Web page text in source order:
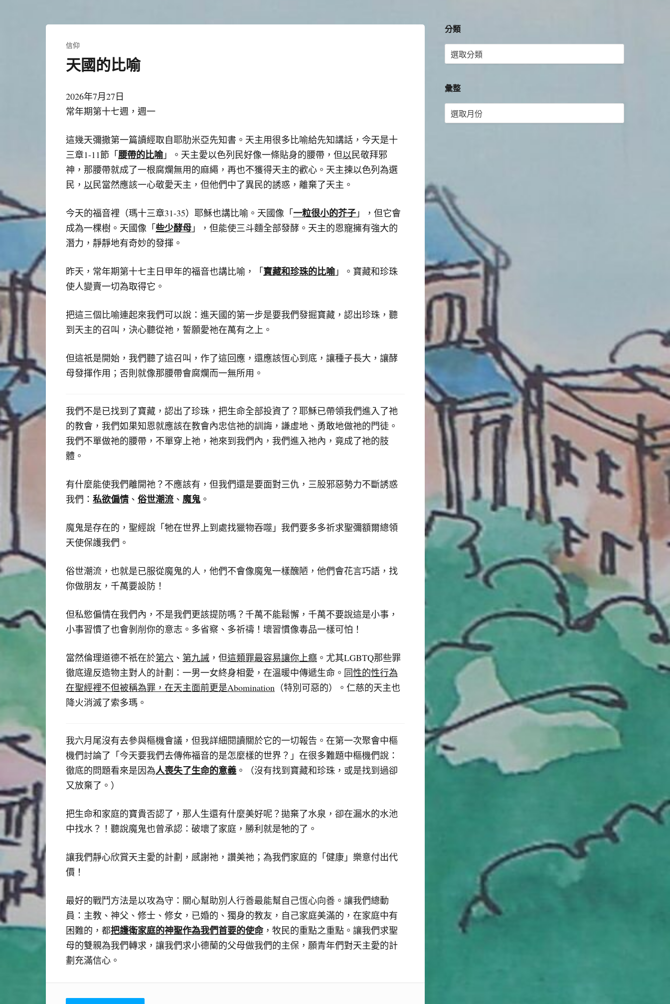
信仰
天國的比喻
2026年7月27日
常年期第十七週，週一
這幾天彌撒第一篇讀經取自耶肋米亞先知書。天主用很多比喻給先知講話，今天是十
三章1-11節「腰帶的比喻」。天主愛以色列民好像一條貼身的腰帶，但以民敬拜邪
神，那腰帶就成了一根腐爛無用的麻繩，再也不獲得天主的歡心。天主揀以色列為選
民， 以民當然應該一心敬愛天主，但他們中了異民的誘惑，離棄了天主。
今天的福音裡（瑪十三章31-35）耶穌也講比喻。天國像「一粒很小的芥子 」，但它會
成為一棵樹。天國像「些少酵母 」，但能使三斗麵全部發酵。天主的恩寵擁有強大的
潛力，靜靜地有奇妙的發揮。
昨天，常年期第十七主日甲年的福音也講比喻，「寶藏和珍珠的比喻」。寶藏和珍珠
使人變賣一切為取得它。
把這三個比喻連起來我們可以說：進天國的第一步是要我們發掘寶藏，認出珍珠，聽
到天主的召叫，決心聽從祂，誓願愛祂在萬有之上。
但這祇是開始，我們聽了這召叫，作了這回應，還應該恆心到底，讓種子長大，讓酵
母發揮作用；否則就像那腰帶會腐爛而一無所用。
我們不是已找到了寶藏，認出了珍珠，把生命全部投資了？耶穌已帶領我們進入了祂
的教會，我們如果知恩就應該在教會內忠信祂的訓誨，謙虛地、勇敢地做祂的門徒。
我們不單做祂的腰帶，不單穿上祂，祂來到我們內，我們進入祂內，竟成了祂的肢
體。
有什麼能使我們離開祂？不應該有，但我們還是要面對三仇，三股邪惡勢力不斷誘惑
我們： 私欲偏情 、 俗世潮流 、 魔鬼。
魔鬼是存在的，聖經說「牠在世界上到處找獵物吞噬」我們要多多祈求聖彌額爾總領
天使保護我們。
俗世潮流，也就是已服從魔鬼的人，他們不會像魔鬼一樣醜陋，他們會花言巧語，找
你做朋友，千萬要設防！
但私慾偏情在我們內，不是我們更該提防嗎？千萬不能鬆懈，千萬不要說這是小事，
小事習慣了也會剝削你的意志。多省察、多祈禱！壞習慣像毒品一樣可怕！
當然倫理道德不祇在於第六 、 第九誡 ，但這類罪最容易讓你上癮 。尤其LGBTQ那些罪
徹底違反造物主對人的計劃：一男一女終身相愛，在溫暖中傳遞生命。 同性的性行為
在聖經裡不但被稱為罪 ， 在天主面前更是Abomination （特別可惡的）。仁慈的天主也
降火消滅了索多瑪。
我六月尾沒有去參與樞機會議，但我詳細閱讀關於它的一切報告。在第一次聚會中樞
機們討論了「今天要我們去傳佈福音的是怎麼樣的世界？」在很多難題中樞機們說：
徹底的問題看來是因為人喪失了生命的意義 。（沒有找到寶藏和珍珠，或是找到過卻
又放棄了。）
把生命和家庭的寶貴否認了，那人生還有什麼美好呢？拋棄了水泉，卻在漏水的水池
中找水？！聽說魔鬼也曾承認：破壞了家庭，勝利就是牠的了。
讓我們靜心欣賞天主愛的計劃，感謝祂，讚美祂；為我們家庭的「健康」樂意付出代
價！
最好的戰鬥方法是以攻為守：關心幫助別人行善最能幫自己恆心向善。讓我們總動
員：主教、神父、修士、修女，已婚的、獨身的教友，自己家庭美滿的，在家庭中有
困難的，都把護衛家庭的神聖作為我們首要的使命，牧民的重點之重點。讓我們求聖
母的雙親為我們轉求，讓我們求小德蘭的父母做我們的主保，願青年們對天主愛的計
劃充滿信心。
分類
類
彙整
整